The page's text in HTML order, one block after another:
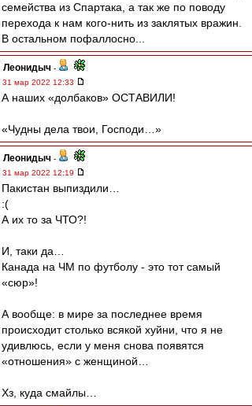
семейства из Спартака, а так же по поводу
перехода к нам кого-нить из заклятых вражин.
В остальном пофаллосно...
Леонидыч -
31 мар 2022 12:33
А наших «долбаков» ОСТАВИЛИ!
«Чудны дела твои, Господи…»
Леонидыч -
31 мар 2022 12:19
Пакистан выпиздили…
:(
А их то за ЧТО?!
И, таки да…
Канада на ЧМ по футболу - это тот самый
«сюр»!
А вообще: в мире за последнее время
происходит столько всякой хуйни, что я не
удивлюсь, если у меня снова появятся
«отношения» с женщиной…
Хз, куда смайлы…